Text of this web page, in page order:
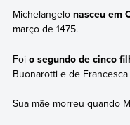
Michelangelonasceu em
março de 1475.
Foi o segundo de cinco
Buonarotti e de
Sua mãe morreu quando